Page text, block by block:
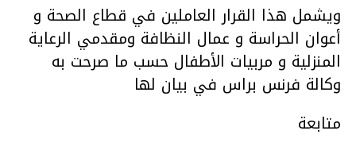
ويشمل هذا القرار العاملين في قطاع الصحة و
أعوان الحراسة و عمال النظافة ومقدمي الرعاية
المنزلية و مربيات الأطفال حسب ما صرحت به
وكالة فرنس براس في بيان لها
متابعة